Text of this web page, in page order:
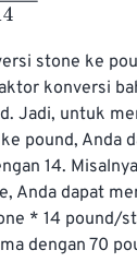
stone ke
konversi
Jadi, untuk
pound, Anda
14.
Anda dapat
* 14 pound/
dengan 70